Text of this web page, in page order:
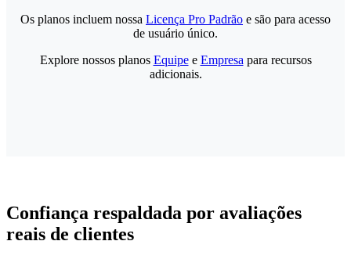
Os planos incluem nossa Licença Pro Padrão e são para acesso
de usuário único.
Explore nossos planos Equipee Empresa para recursos
adicionais.
Confiança respaldada por avaliações
reais de clientes